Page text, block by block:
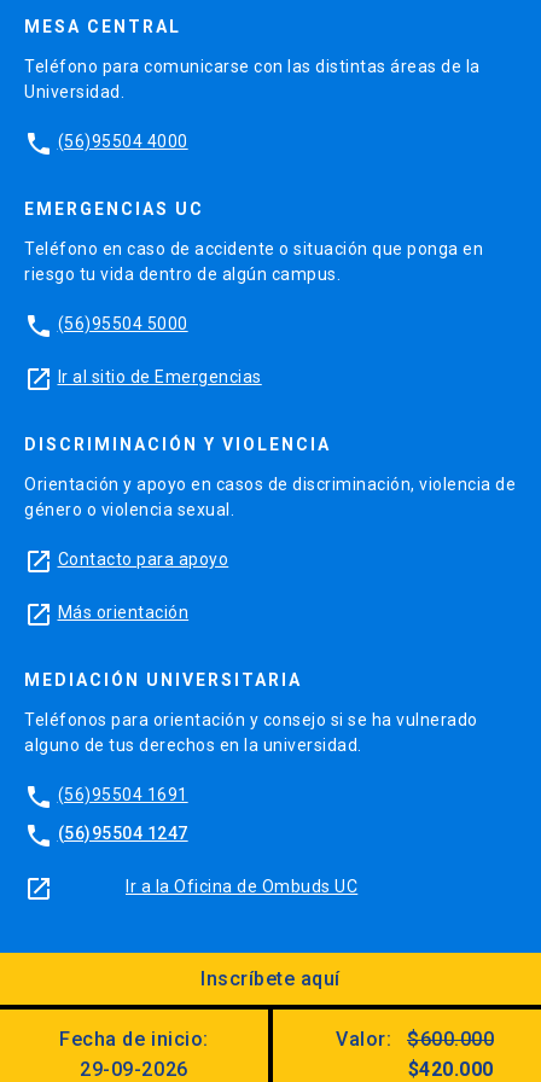
Inscríbete aquí
Fecha de inicio:
29-09-2026
Valor:
$600.000
$420.000
MESA CENTRAL
Teléfono para comunicarse con las distintas áreas de la
Universidad.
phone (56)95504 4000
EMERGENCIAS UC
Teléfono en caso de accidente o situación que ponga en
riesgo tu vida dentro de algún campus.
phone (56)95504 5000
launch Ir al sitio de Emergencias
DISCRIMINACIÓN Y VIOLENCIA
Orientación y apoyo en casos de discriminación, violencia de
género o violencia sexual.
launch Contacto para apoyo
launch Más orientación
MEDIACIÓN UNIVERSITARIA
Teléfonos para orientación y consejo si se ha vulnerado
alguno de tus derechos en la universidad.
phone (56)95504 1691
phone (56)95504 1247
launch Ir a la Oficina de Ombuds UC
Diseño:Dirección Digital, Prorrectoría
Utilizando elKit Digital UC